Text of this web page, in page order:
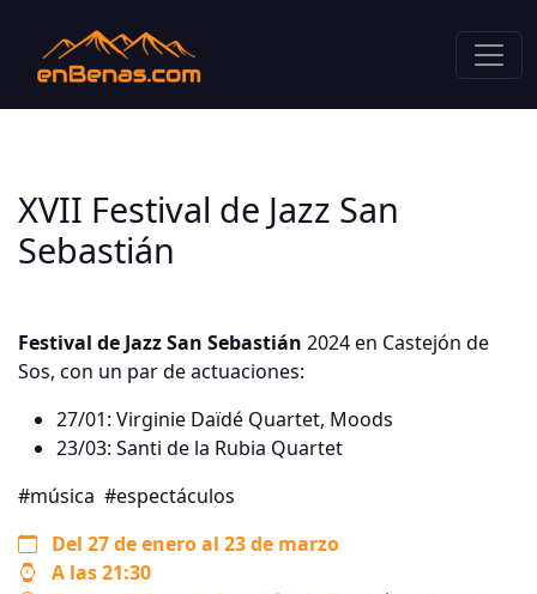
XVII Festival de Jazz San
Sebastián
Festival de Jazz San Sebastián 2024 en Castejón de
Sos, con un par de actuaciones:
27/01: Virginie Daïdé Quartet, Moods
23/03: Santi de la Rubia Quartet
#música #espectáculos
Del 27 de enero al 23 de marzo
A las 21:30